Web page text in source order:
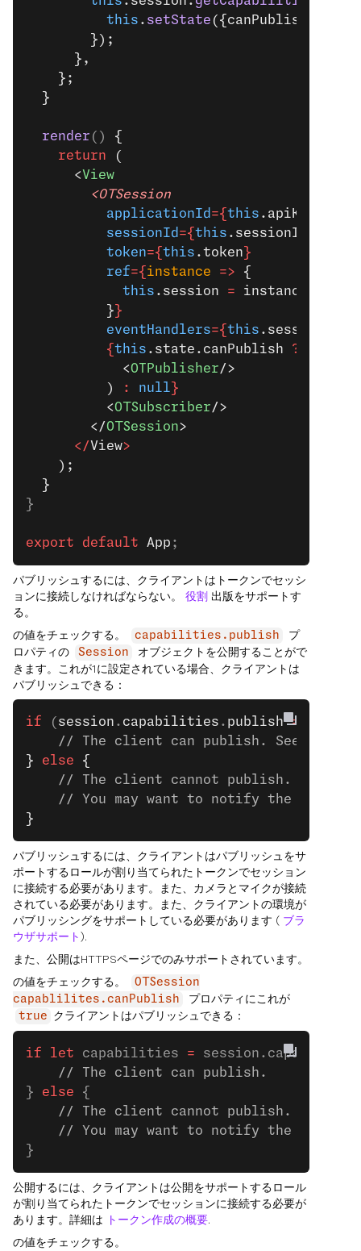
          this
. setState ({canPublish:
        });
      },
    };
  }
  render
() {
    return
(
      <
View
        <OTSession
          applicationId
={ this .apiKey
          sessionId
={ this .sessionId
          token
={ this .token }
          ref
={ instance => {
            this
.session = instance;
          }
}
          eventHandlers
={ this
          {
this .state.canPublish ?
            <
OTPublisher/>
          )
: null }
          <
OTSubscriber/>
        </
OTSession>
      </
View>
    );
  }
}
export default App ;
パブリッシュするには、クライアントはトークンでセッシ
ョンに接続しなければならない。 役割 出版をサポートす
る。
の値をチェックする。
capabilities.publish
プ
ロパティの
Session
オブジェクトを公開することがで
きます。これが1に設定されている場合、クライアントは
パブリッシュできる：
if ( session . capabilities . publish ==
// The client can publish. See the
} else {
    // The client cannot publish.
    // You may want to notify the user.
}
パブリッシュするには、クライアントはパブリッシュをサ
ポートするロールが割り当てられたトークンでセッション
に接続する必要があります。また、カメラとマイクが接続
されている必要があります。また、クライアントの環境が
パブリッシングをサポートしている必要があります ( ブラ
ウザサポート).
また、公開はHTTPSページでのみサポートされています。
の値をチェックする。
OTSession
capablilites.canPublish
プロパティにこれが
true クライアントはパブリッシュできる：
if let capabilities =
    // The client can publish.
} else {
    // The client cannot publish.
    // You may want to notify the user.
}
公開するには、クライアントは公開をサポートするロール
が割り当てられたトークンでセッションに接続する必要が
あります。詳細は
トークン作成の概要.
の値をチェックする。